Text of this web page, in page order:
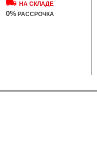
НА СКЛАДЕ
0% РАССРОЧКА